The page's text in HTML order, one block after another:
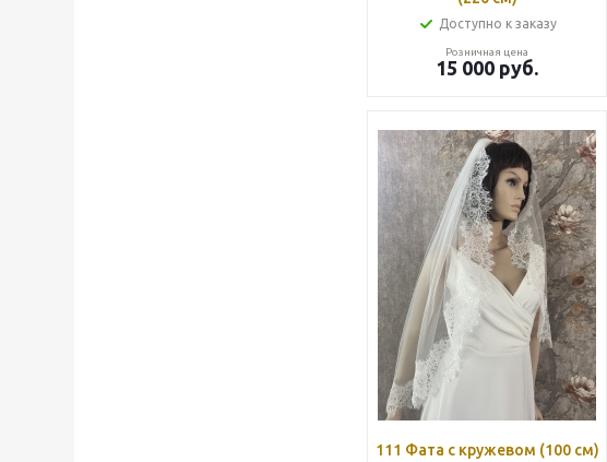
Доступно к заказу
Розничная цена
15 000 руб.
111 Фата с кружевом (100 см)